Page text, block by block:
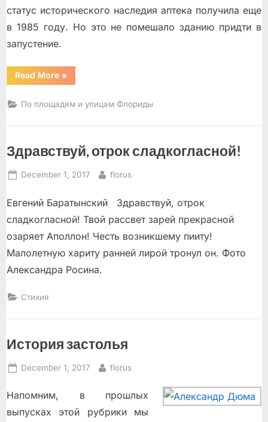
статус исторического наследия аптека получила еще
в 1985 году. Но это не помешало зданию придти в
запустение.
Read More“Это
наша
биография
»
По площадям и улицам Флориды
Здравствуй, отрок сладкогласной!
Posted
December 1, 2017 By
florus
Евгений Баратынский Здравствуй, отрок
сладкогласной! Твой рассвет зарей прекрасной
озаряет Аполлон! Честь возникшему пииту!
Малолетную хариту ранней лирой тронул он. Фото
Александра Росина.
Стихия
История застолья
Posted
December 1, 2017 By
florus
Напомним, в прошлых
выпусках этой рубрики мы